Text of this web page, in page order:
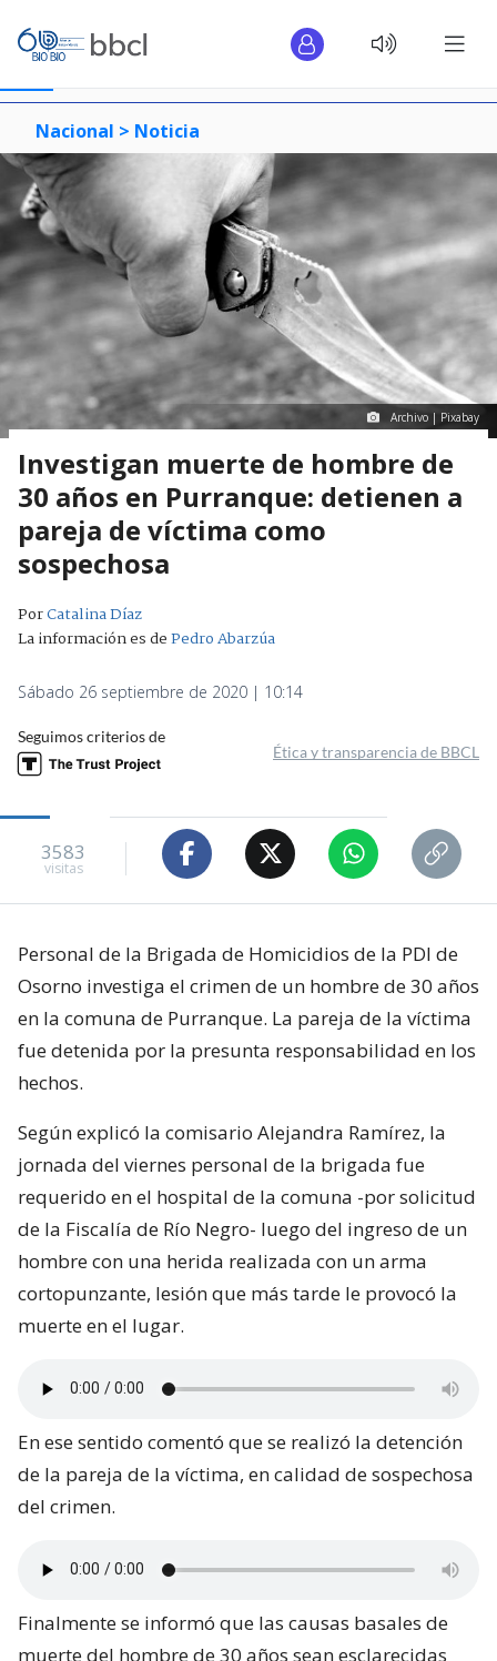
Nacional > Noticia
Archivo | Pixabay
Investigan muerte de hombre de
30 años en Purranque: detienen a
pareja de víctima como
sospechosa
PorCatalina Díaz
La información es dePedro Abarzúa
Sábado 26 septiembre de 2020 | 10:14
Seguimos criterios de
Ética y transparencia de BBCL
3583
visitas
Personal de la Brigada de Homicidios de la PDI de
Osorno investiga el crimen de un hombre de 30 años
en la comuna de Purranque. La pareja de la víctima
fue detenida por la presunta responsabilidad en los
hechos.
Según explicó la comisario Alejandra Ramírez, la
jornada del viernes personal de la brigada fue
requerido en el hospital de la comuna -por solicitud
de la Fiscalía de Río Negro- luego del ingreso de un
hombre con una herida realizada con un arma
cortopunzante, lesión que más tarde le provocó la
muerte en el lugar.
En ese sentido comentó que se realizó la detención
de la pareja de la víctima, en calidad de sospechosa
del crimen.
Finalmente se informó que las causas basales de
muerte del hombre de 30 años sean esclarecidas